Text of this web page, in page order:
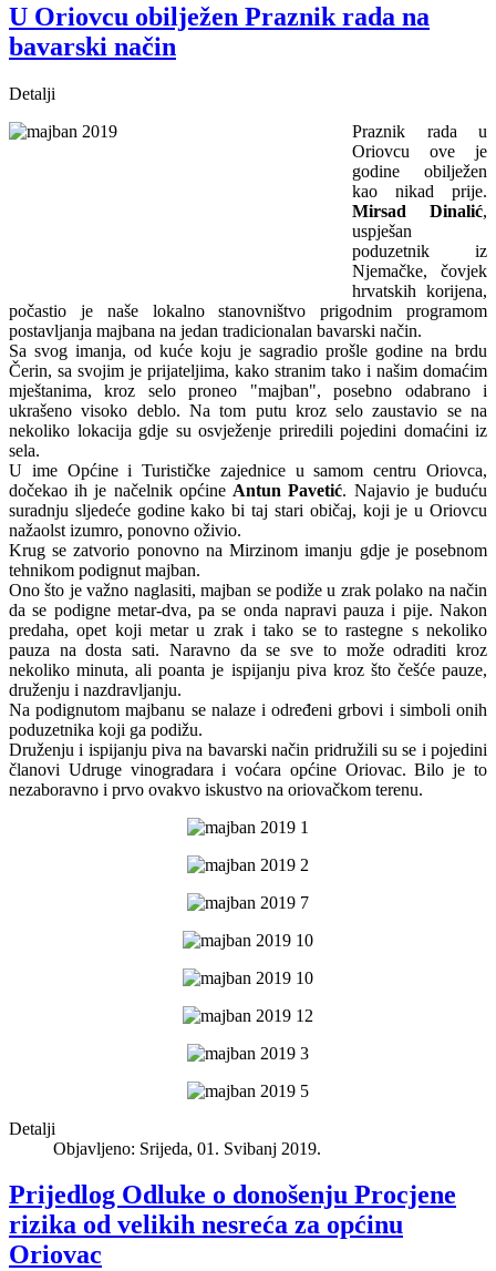
U Oriovcu obilježen Praznik rada na
bavarski način
Detalji
Praznik rada u
Oriovcu ove je
godine obilježen
kao nikad prije.
Mirsad Dinalić,
uspješan
poduzetnik iz
Njemačke, čovjek
hrvatskih korijena,
počastio je naše lokalno stanovništvo prigodnim programom
postavljanja majbana na jedan tradicionalan bavarski način.
Sa svog imanja, od kuće koju je sagradio prošle godine na brdu
Čerin, sa svojim je prijateljima, kako stranim tako i našim domaćim
mještanima, kroz selo proneo "majban", posebno odabrano i
ukrašeno visoko deblo. Na tom putu kroz selo zaustavio se na
nekoliko lokacija gdje su osvježenje priredili pojedini domaćini iz
sela.
U ime Općine i Turističke zajednice u samom centru Oriovca,
dočekao ih je načelnik općine Antun Pavetić. Najavio je buduću
suradnju sljedeće godine kako bi taj stari običaj, koji je u Oriovcu
nažaolst izumro, ponovno oživio.
Krug se zatvorio ponovno na Mirzinom imanju gdje je posebnom
tehnikom podignut majban.
Ono što je važno naglasiti, majban se podiže u zrak polako na način
da se podigne metar-dva, pa se onda napravi pauza i pije. Nakon
predaha, opet koji metar u zrak i tako se to rastegne s nekoliko
pauza na dosta sati. Naravno da se sve to može odraditi kroz
nekoliko minuta, ali poanta je ispijanju piva kroz što češće pauze,
druženju i nazdravljanju.
Na podignutom majbanu se nalaze i određeni grbovi i simboli onih
poduzetnika koji ga podižu.
Druženju i ispijanju piva na bavarski način pridružili su se i pojedini
članovi Udruge vinogradara i voćara općine Oriovac. Bilo je to
nezaboravno i prvo ovakvo iskustvo na oriovačkom terenu.
Detalji
Objavljeno: Srijeda, 01. Svibanj 2019.
Prijedlog Odluke o donošenju Procjene
rizika od velikih nesreća za općinu
Oriovac